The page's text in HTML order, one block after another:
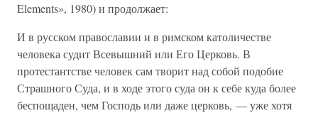
Elements», 1980) и продолжает:
И в русском православии и в римском католичестве
человека судит Всевышний или Его Церковь. В
протестантстве человек сам творит над собой подобие
Страшного Суда, и в ходе этого суда он к себе куда более
беспощаден, чем Господь или даже церковь, — уже хотя